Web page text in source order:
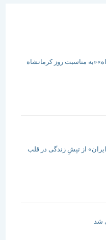
روز کرمانشاه
تپشِ زندگی در قلب